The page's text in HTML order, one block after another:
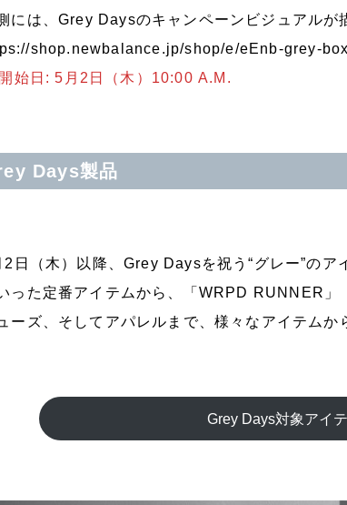
には、Grey Daysのキャンペーンビジュアルが
shop.newbalance.jp/shop/e/eEnb-grey-box
始日: 5月2日（木）10:00 A.M.
Days製品
2日（木）以降、Grey Daysを祝う“グレー”のア
った定番アイテムから、「WRPD RUNNER
ーズ、そしてアパレルまで、様々なアイテムか
Grey Days対象アイ